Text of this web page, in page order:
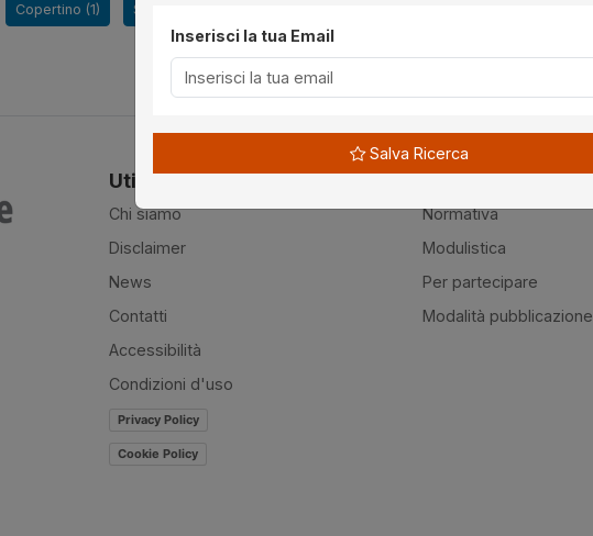
Copertino (1) San Pietro in Lama (1)
Utilità
Chi siamo
Disclaimer
News
Contatti
Accessibilità
Condizioni d'uso
Privacy Policy
Cookie Policy
Guide
Normativa
Modulistica
Per partecipare
Modalità pubblicazione
Inserisci la tua Email
Salva Ricerca